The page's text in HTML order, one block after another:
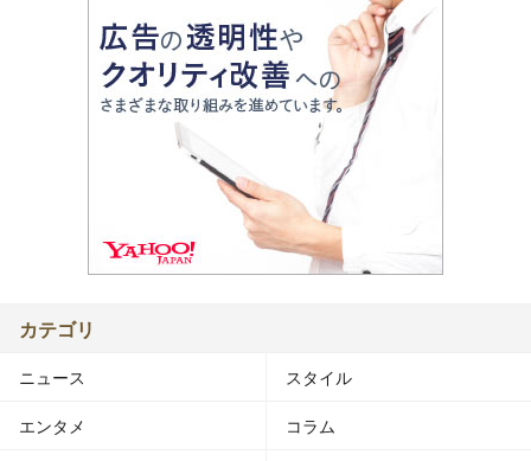
カテゴリ
ニュース スタイル
エンタメ コラム